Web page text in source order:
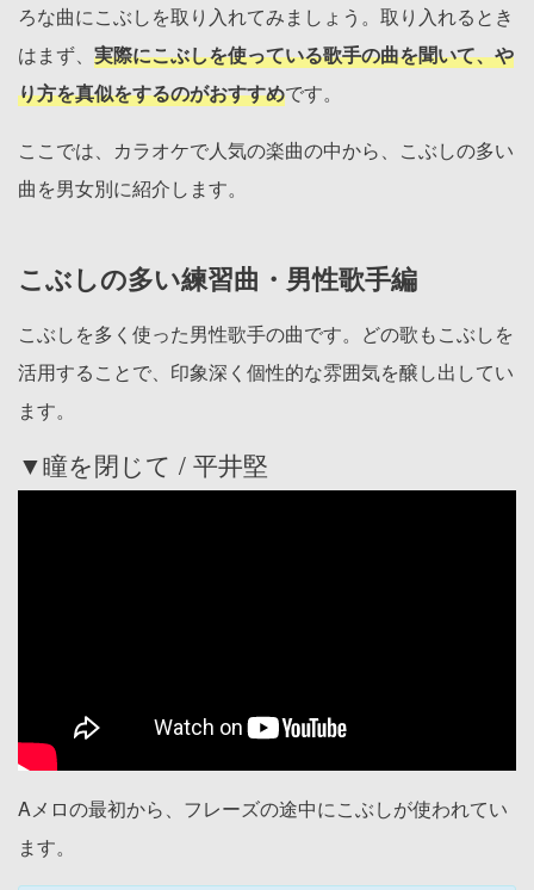
ろな曲にこぶしを取り入れてみましょう。取り入れるとき
はまず、 実際にこぶしを使っている歌手の曲を聞いて、や
り方を真似をするのがおすすめです。
ここでは、カラオケで人気の楽曲の中から、こぶしの多い
曲を男女別に紹介します。
こぶしの多い練習曲・男性歌手編
こぶしを多く使った男性歌手の曲です。どの歌もこぶしを
活用することで、印象深く個性的な雰囲気を醸し出してい
ます。
▼瞳を閉じて / 平井堅
Aメロの最初から、フレーズの途中にこぶしが使われてい
ます。